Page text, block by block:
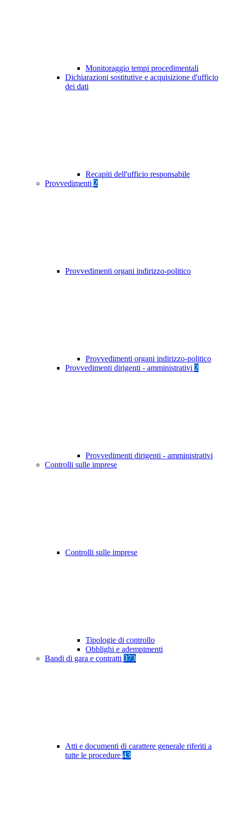
Monitoraggio tempi procedimentali
Dichiarazioni sostitutive e acquisizione d'ufficio
dei dati
Recapiti dell'ufficio responsabile
Provvedimenti 2
Provvedimenti organi indirizzo-politico
Provvedimenti organi indirizzo-politico
Provvedimenti dirigenti - amministrativi 2
Provvedimenti dirigenti - amministrativi
Controlli sulle imprese
Controlli sulle imprese
Tipologie di controllo
Obblighi e adempimenti
Bandi di gara e contratti 373
Atti e documenti di carattere generale riferiti a
tutte le procedure 43